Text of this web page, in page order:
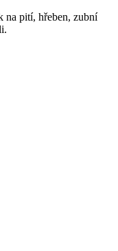
na pití, hřeben, zubní